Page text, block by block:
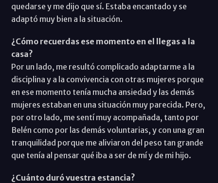
quedarse y me dijo que sí. Estaba encantado y se
adaptó muy bien a la situación.
¿Cómo recuerdas ese momento en el llegas a la
casa?
Por un lado, me resultó complicado adaptarme a la
disciplina y a la convivencia con otras mujeres porque
en ese momento tenía mucha ansiedad y las demás
mujeres estaban en una situación muy parecida. Pero,
por otro lado, me sentí muy acompañada, tanto por
Belén como por las demás voluntarias, y con una gran
tranquilidad porque me aliviaron del peso tan grande
que tenía al pensar qué iba a ser de mí y de mi hijo.
¿Cuánto duró vuestra estancia?